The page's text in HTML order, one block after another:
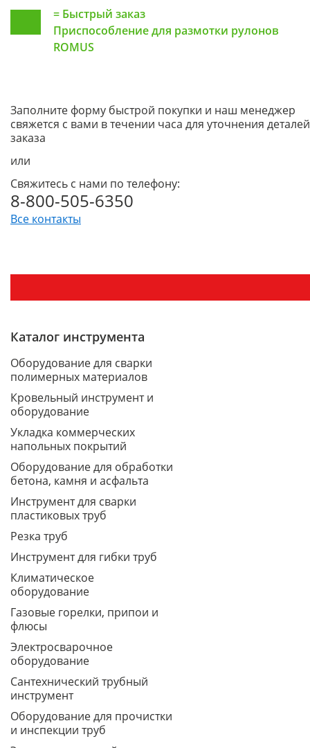
= Быстрый заказ
Приспособление для размотки рулонов
ROMUS
Заполните форму быстрой покупки и наш менеджер
свяжется с вами в течении часа для уточнения деталей
заказа
или
Свяжитесь с нами по телефону:
8-800-505-6350
Все контакты
Каталог инструмента
Оборудование для сварки
полимерных материалов
Кровельный инструмент и
оборудование
Укладка коммерческих
напольных покрытий
Оборудование для обработки
бетона, камня и асфальта
Инструмент для сварки
пластиковых труб
Резка труб
Инструмент для гибки труб
Климатическое
оборудование
Газовые горелки, припои и
флюсы
Электросварочное
оборудование
Сантехнический трубный
инструмент
Оборудование для прочистки
и инспекции труб